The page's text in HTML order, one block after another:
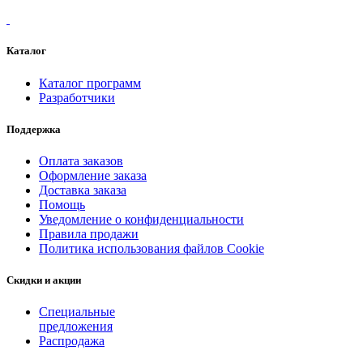
Каталог
Каталог программ
Разработчики
Поддержка
Оплата заказов
Оформление заказа
Доставка заказа
Помощь
Уведомление о конфиденциальности
Правила продажи
Политика использования файлов Cookie
Скидки и акции
Специальные
предложения
Распродажа